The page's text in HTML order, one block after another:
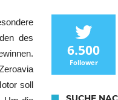
des
soll
6.500
Follower